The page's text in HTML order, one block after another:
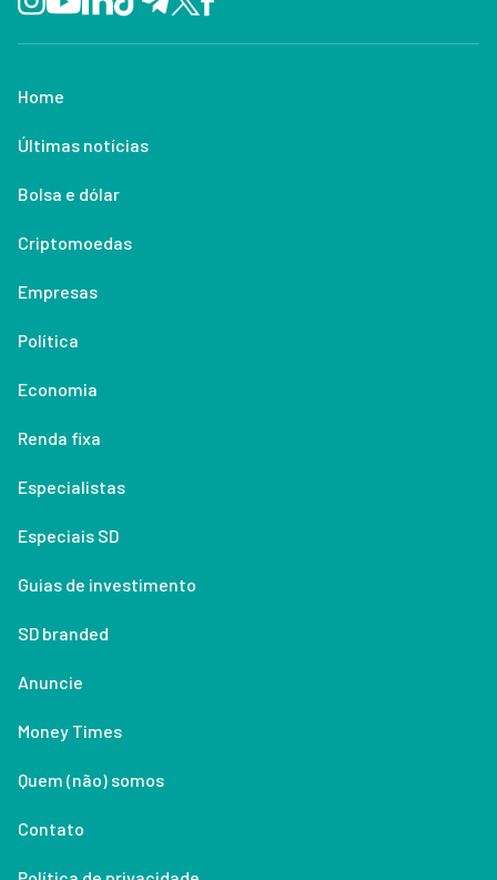
Home
Últimas notícias
Bolsa e dólar
Criptomoedas
Empresas
Política
Economia
Renda fixa
Especialistas
Especiais SD
Guias de investimento
SD branded
Anuncie
Money Times
Quem (não) somos
Contato